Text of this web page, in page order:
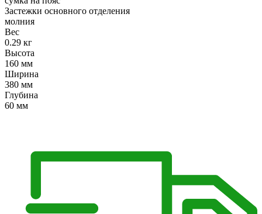
Застежки основного отделения
молния
Вес
0.29 кг
Высота
160 мм
Ширина
380 мм
Глубина
60 мм